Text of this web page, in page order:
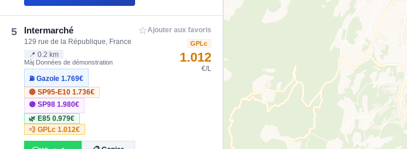
5 Intermarché
129 rue de la République, France
📍 0.2 km
Màj Données de démonstration
⛽ Gazole1.769€
🔴 SP95-E101.736€
🟣 SP981.980€
🌿 E850.979€
💨 GPLc1.012€
☆Ajouter aux favoris
GPLc
1.012
€/L